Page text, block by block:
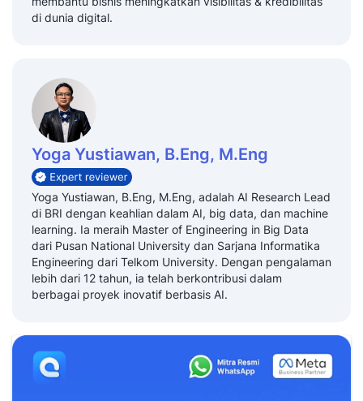
di dunia digital.
Yoga Yustiawan, B.Eng, M.Eng
Yoga Yustiawan, B.Eng, M.Eng, adalah AI Research Lead
di BRI dengan keahlian dalam AI, big data, dan machine
learning. Ia meraih Master of Engineering in Big Data
dari Pusan National University dan Sarjana Informatika
Engineering dari Telkom University. Dengan pengalaman
lebih dari 12 tahun, ia telah berkontribusi dalam
berbagai proyek inovatif berbasis AI.